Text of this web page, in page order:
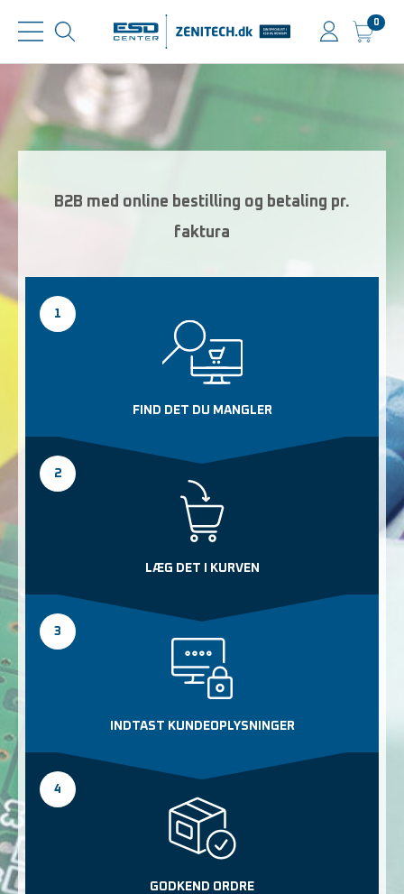
0
B2B med online bestilling og betaling pr.
faktura
1
FIND DET DU MANGLER
2
LÆG DET I KURVEN
3
INDTAST KUNDEOPLYSNINGER
4
GODKEND ORDRE